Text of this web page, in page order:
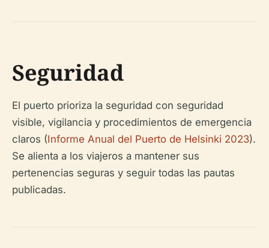
Seguridad
El puerto prioriza la seguridad con seguridad
visible, vigilancia y procedimientos de emergencia
claros (Informe Anual del Puerto de Helsinki 2023).
Se alienta a los viajeros a mantener sus
pertenencias seguras y seguir todas las pautas
publicadas.